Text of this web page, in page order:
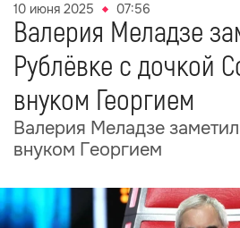
10 июня 2025 07:56
Валерия Меладзе
Рублёвке с дочкой
внуком Георгием
Валерия Меладзе
внуком Георгием